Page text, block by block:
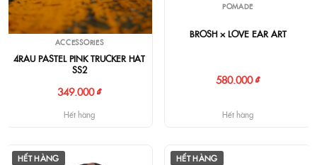
ACCESSORIES
4RAU PASTEL PINK TRUCKER HAT
SS2
349.000 ₫
Hết hàng
POMADE
BROSH × LOVE EAR ART
580.000 ₫
Hết hàng
HẾT HÀNG HẾT HÀNG